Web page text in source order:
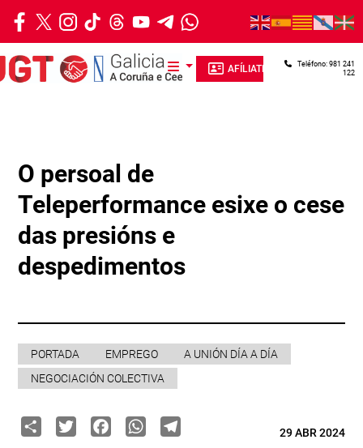
Ir o contido principal
AFÍLIATE
Teléfono: 981 241
122
O persoal de
Teleperformance esixe o cese
das presións e
despedimentos
PORTADA EMPREGO
A UNIÓN DÍA A DÍA
NEGOCIACIÓN COLECTIVA
ShareTwitterFacebook
WhatsApp
Telegram29 ABR 2024